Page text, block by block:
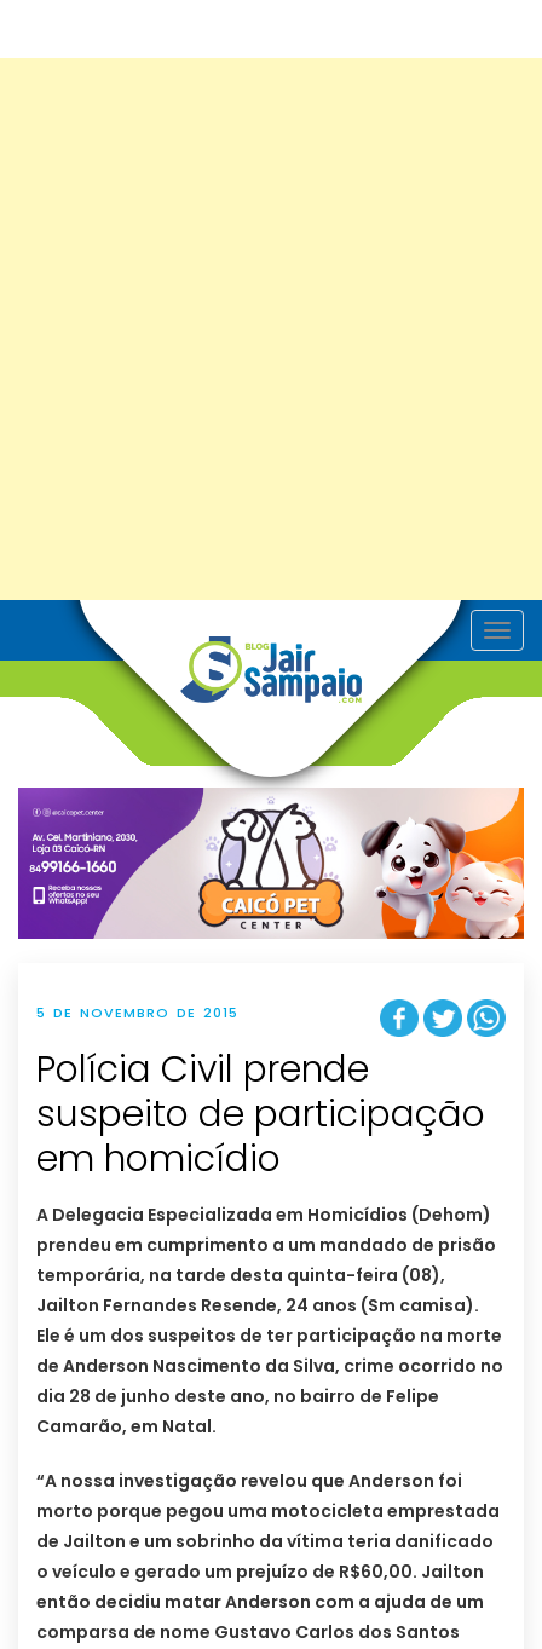
T
o
v
g
t
i
o
n
5 DE NOVEMBRO DE 2015
Polícia Civil prende
suspeito de participação
A Delegacia Especializada em Homicídios (Dehom)
prendeu em cumprimento a um mandado de prisão
temporária, na tarde desta quinta-feira (08),
Jailton Fernandes Resende, 24 anos (Sm camisa).
Ele é um dos suspeitos de ter participação na morte
de Anderson Nascimento da Silva, crime ocorrido no
dia 28 de junho deste ano, no bairro de Felipe
Camarão, em Natal.
“A nossa investigação revelou que Anderson foi
morto porque pegou uma motocicleta emprestada
de Jailton e um sobrinho da vítima teria danificado
o veículo e gerado um prejuízo de R$60,00. Jailton
então decidiu matar Anderson com a ajuda de um
comparsa de nome Gustavo Carlos dos Santos